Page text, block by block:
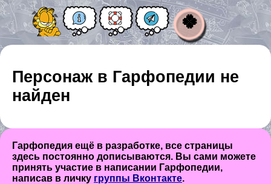
🍀
Персонаж в Гарфопедии не
найден
Гарфопедия ещё в разработке, все страницы
здесь постоянно дописываются. Вы сами можете
принять участие в написании Гарфопедии,
написав в личку группы Вконтакте.